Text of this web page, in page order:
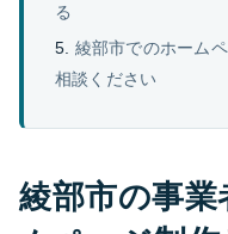
る
綾部市でのホーム
相談ください
綾部市の事